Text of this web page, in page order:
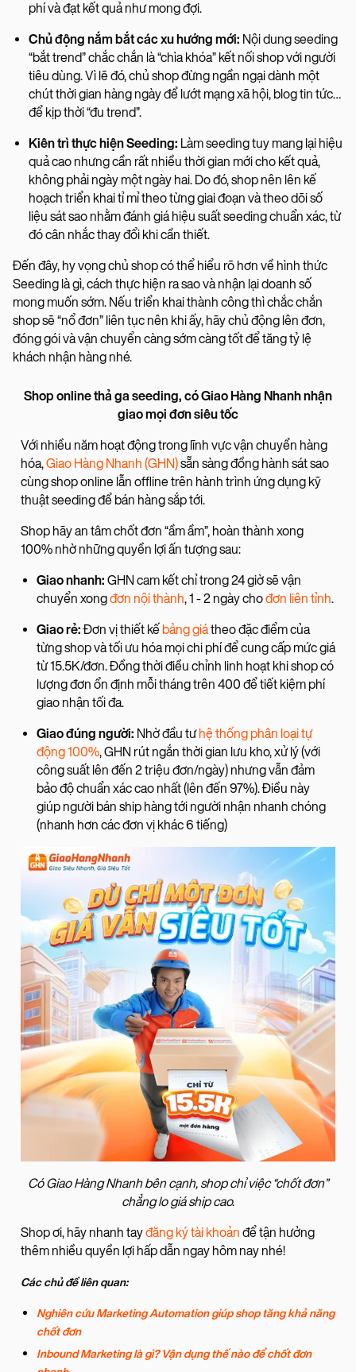
phí và đạt kết quả như mong đợi.
Chủ động nắm bắt các xu hướng mới: Nội dung seeding
“bắt trend” chắc chắn là “chìa khóa” kết nối shop với người
tiêu dùng. Vì lẽ đó, chủ shop đừng ngần ngại dành một
chút thời gian hàng ngày để lướt mạng xã hội, blog tin tức…
để kịp thời “đu trend”.
Kiên trì thực hiện Seeding: Làm seeding tuy mang lại hiệu
quả cao nhưng cần rất nhiều thời gian mới cho kết quả,
không phải ngày một ngày hai. Do đó, shop nên lên kế
hoạch triển khai tỉ mỉ theo từng giai đoạn và theo dõi số
liệu sát sao nhằm đánh giá hiệu suất seeding chuẩn xác, từ
đó cân nhắc thay đổi khi cần thiết.
Đến đây, hy vọng chủ shop có thể hiểu rõ hơn về hình thức
Seeding là gì, cách thực hiện ra sao và nhận lại doanh số
mong muốn sớm. Nếu triển khai thành công thì chắc chắn
shop sẽ “nổ đơn” liên tục nên khi ấy, hãy chủ động lên đơn,
đóng gói và vận chuyển càng sớm càng tốt để tăng tỷ lệ
khách nhận hàng nhé.
Shop online thả ga seeding, có Giao Hàng Nhanh nhận
giao mọi đơn siêu tốc
Với nhiều năm hoạt động trong lĩnh vực vận chuyển hàng
hóa,Giao Hàng Nhanh (GHN)sẵn sàng đồng hành sát sao
cùng shop online lẫn offline trên hành trình ứng dụng kỹ
thuật seeding để bán hàng sắp tới.
Shop hãy an tâm chốt đơn “ầm ầm”, hoàn thành xong
100% nhờ những quyền lợi ấn tượng sau:
Giao nhanh: GHN cam kết chỉ trong 24 giờ sẽ vận
chuyển xongđơn nội thành, 1 - 2 ngày chođơn liên tỉnh.
Giao rẻ:Đơn vị thiết kế bảng giátheo đặc điểm của
từng shop và tối ưu hóa mọi chi phí để cung cấp mức giá
từ 15.5K/đơn. Đồng thời điều chỉnh linh hoạt khi shop có
lượng đơn ổn định mỗi tháng trên 400 để tiết kiệm phí
giao nhận tối đa.
Giao đúng người: Nhờ đầu tư hệ thống phân loại tự
động 100%, GHN rút ngắn thời gian lưu kho, xử lý (với
công suất lên đến 2 triệu đơn/ngày) nhưng vẫn đảm
bảo độ chuẩn xác cao nhất (lên đến 97%). Điều này
giúp người bán ship hàng tới người nhận nhanh chóng
(nhanh hơn các đơn vị khác 6 tiếng)
Có Giao Hàng Nhanh bên cạnh, shop chỉ việc “chốt đơn”
chẳng lo giá ship cao.
Shop ơi, hãy nhanh tayđăng ký tài khoản để tận hưởng
thêm nhiều quyền lợi hấp dẫn ngay hôm nay nhé!
Các chủ đề liên quan:
Nghiên cứu Marketing Automation giúp shop tăng khả năng
chốt đơn
Inbound Marketing là gì? Vận dụng thế nào để chốt đơn